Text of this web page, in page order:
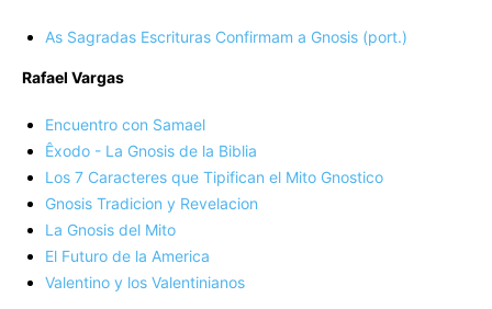
As Sagradas Escrituras Confirmam a Gnosis (port.)
Rafael Vargas
Encuentro con Samael
Êxodo - La Gnosis de la Biblia
Los 7 Caracteres que Tipifican el Mito Gnostico
Gnosis Tradicion y Revelacion
La Gnosis del Mito
El Futuro de la America
Valentino y los Valentinianos